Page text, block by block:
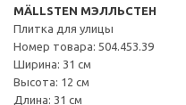
MÄLLSTEN МЭЛЛЬСТЕН
Плитка для улицы
Номер товара: 504.453.39
Ширина: 31 см
Высота: 12 см
Длина: 31 см